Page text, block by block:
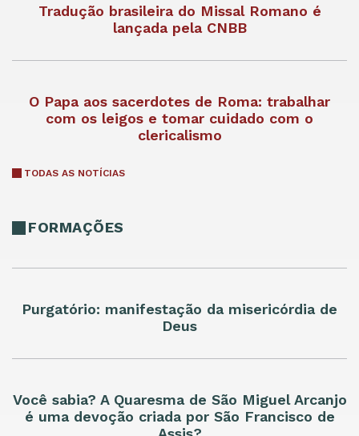
Tradução brasileira do Missal Romano é
lançada pela CNBB
O Papa aos sacerdotes de Roma: trabalhar
com os leigos e tomar cuidado com o
clericalismo
TODAS AS NOTÍCIAS
FORMAÇÕES
Purgatório: manifestação da misericórdia de
Deus
Você sabia? A Quaresma de São Miguel Arcanjo
é uma devoção criada por São Francisco de